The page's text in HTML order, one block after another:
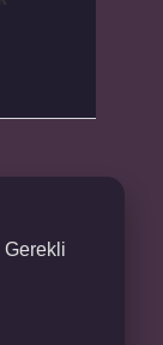
Gerekli